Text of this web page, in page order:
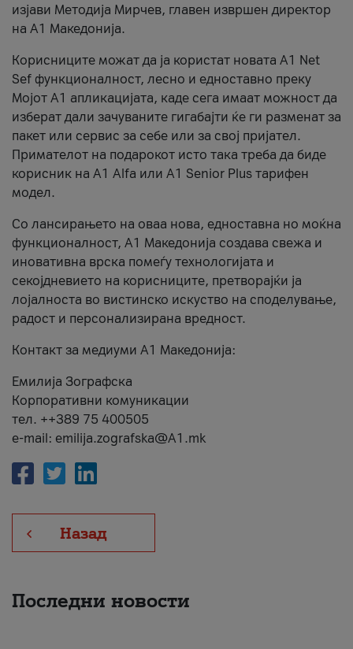
изјави Методија Мирчев, главен извршен директор
на А1 Македонија.
Корисниците можат да ја користат новата А1 Net
Sef функционалност, лесно и едноставно преку
Мојот А1 апликацијата, каде сега имаат можност да
изберат дали зачуваните гигабајти ќе ги разменат за
пакет или сервис за себе или за свој пријател.
Примателот на подарокот исто така треба да биде
корисник на А1 Alfa или A1 Senior Plus тарифен
модел.
Со лансирањето на оваа нова, едноставна но моќна
функционалност, А1 Македонија создава свежа и
иновативна врска помеѓу технологијата и
секојдневието на корисниците, претворајќи ја
лојалноста во вистинско искуство на споделување,
радост и персонализирана вредност.
Контакт за медиуми А1 Македонија:
Емилија Зографска
Корпоративни комуникации
тел. ++389 75 400505
e-mail: emilija.zografska@A1.mk
Назад
Последни новости